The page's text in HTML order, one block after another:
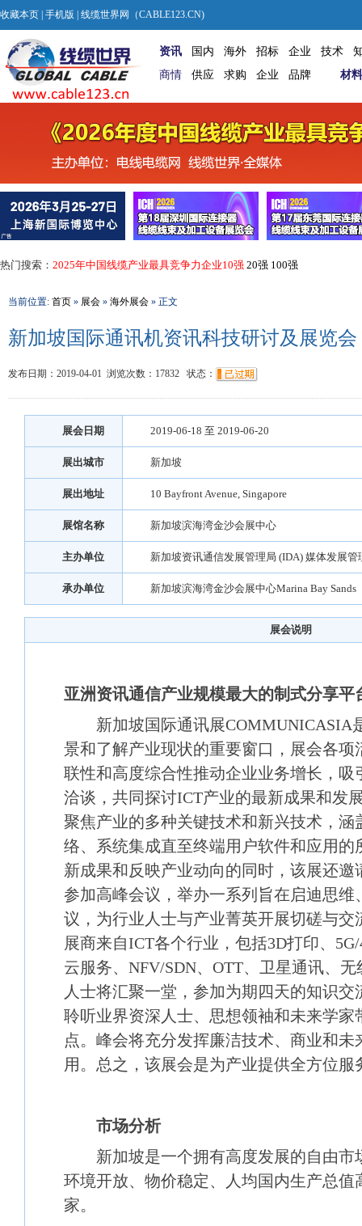
收藏本页 手机版 | 线缆世界网（CABLE123.CN)
资讯 国内 海外 招标 企业 技术
商情
供应 求购 企业 品牌 材料
热门搜索： 2025年中国线缆产业最具竞争力企业10强 20强 100强
当前位置: 首页 » 展会 » 海外展会 » 正文
新加坡国际通讯机资讯科技研讨及展览会
发布日期：2019-04-01 浏览次数： 17832 状态：
展会日期 2019-06-18 至 2019-06-20
展出城市 新加坡
展出地址 10 Bayfront Avenue, Singapore
展馆名称 新加坡滨海湾金沙会展中心
主办单位 新加坡资讯通信发展管理局 (IDA) 媒体发展管
承办单位 新加坡滨海湾金沙会展中心Marina Bay Sands
展会说明
亚洲资讯通信产业规模最大的制式分享平
新加坡国际通讯展COMMUNICASIA
景和了解产业现状的重要窗口，展会各项
联性和高度综合性推动企业业务增长，吸
洽谈，共同探讨ICT产业的最新成果和发
聚焦产业的多种关键技术和新兴技术，涵
络、系统集成直至终端用户软件和应用的
新成果和反映产业动向的同时，该展还邀
参加高峰会议，举办一系列旨在启迪思维
议，为行业人士与产业菁英开展切磋与交
展商来自ICT各个行业，包括3D打印、
云服务、NFV/SDN、OTT、卫星通讯、
人士将汇聚一堂，参加为期四天的知识
聆听业界资深人士、思想领袖和未来学家
点。峰会将充分发挥廉洁技术、商业和未
用。总之，该展会是为产业提供全方位服
市场分析
新加坡是一个拥有高度发展的自由市
环境开放、物价稳定、人均国内生产总值
家。